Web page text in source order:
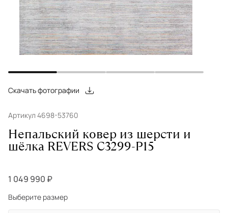
Скачать фотографии
Артикул 4698-53760
Непальский ковер из шерсти и
шёлка REVERS C3299-P15
1 049 990 ₽
Выберите размер